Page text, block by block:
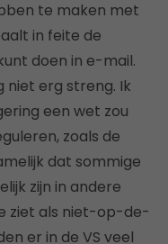
te maken met
in feite de
doen in e-mail.
niet erg streng. Ik
een wet zou
zoals de
dat sommige
zijn in andere
ziet als niet-op-de-
er in de VS veel